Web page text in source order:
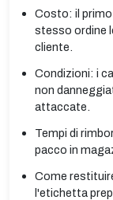
Costo: il
stesso ordine
cliente.
Condizioni: i
non
attaccate.
Tempi di
pacco in
Come
l'etichetta